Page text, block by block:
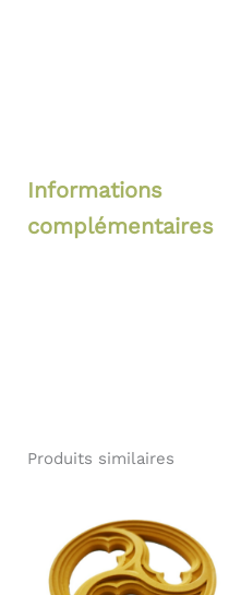
Informations
complémentaires
Produits similaires